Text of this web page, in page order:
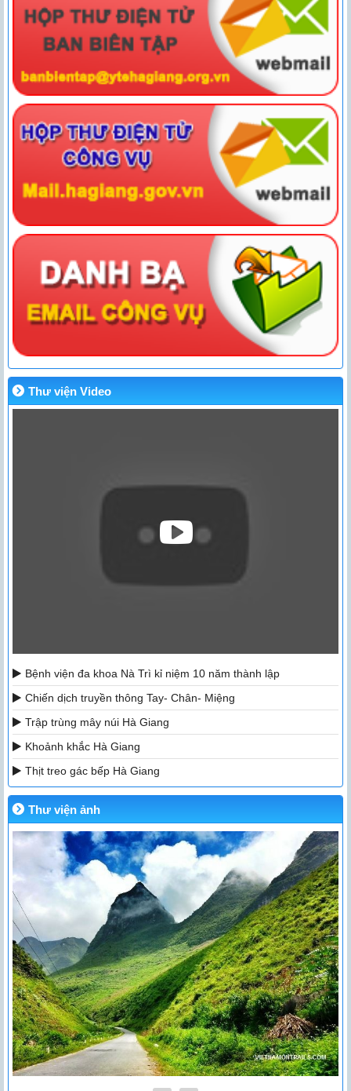
Thư viện Video
Bệnh viện đa khoa Nà Trì kỉ niệm 10 năm thành lập
Chiến dịch truyền thông Tay- Chân- Miệng
Trập trùng mây núi Hà Giang
Khoảnh khắc Hà Giang
Thịt treo gác bếp Hà Giang
Thư viện ảnh